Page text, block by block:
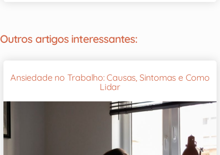
Outros artigos interessantes:
Ansiedade no Trabalho: Causas, Sintomas e Como
Lidar